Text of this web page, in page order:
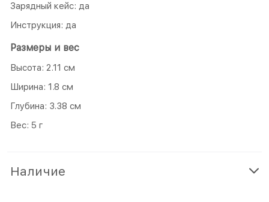
Зарядный кейс: да
Инструкция: да
Размеры и вес
Высота: 2.11 см
Ширина: 1.8 см
Глубина: 3.38 см
Вес: 5 г
Наличие